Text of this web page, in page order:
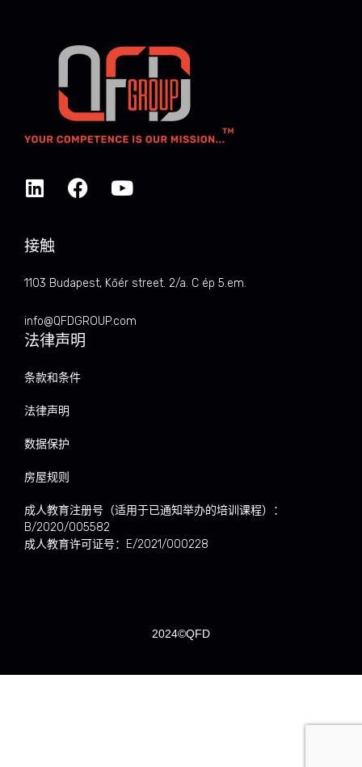
接触
1103 Budapest, Kőér street. 2/a. C ép 5.em.
info@QFDGROUP.com
法律声明
条款和条件
法律声明
数据保护
房屋规则
成人教育注册号（适用于已通知举办的培训课程）：
B/2020/005582
成人教育许可证号：E/2021/000228
2024©QFD